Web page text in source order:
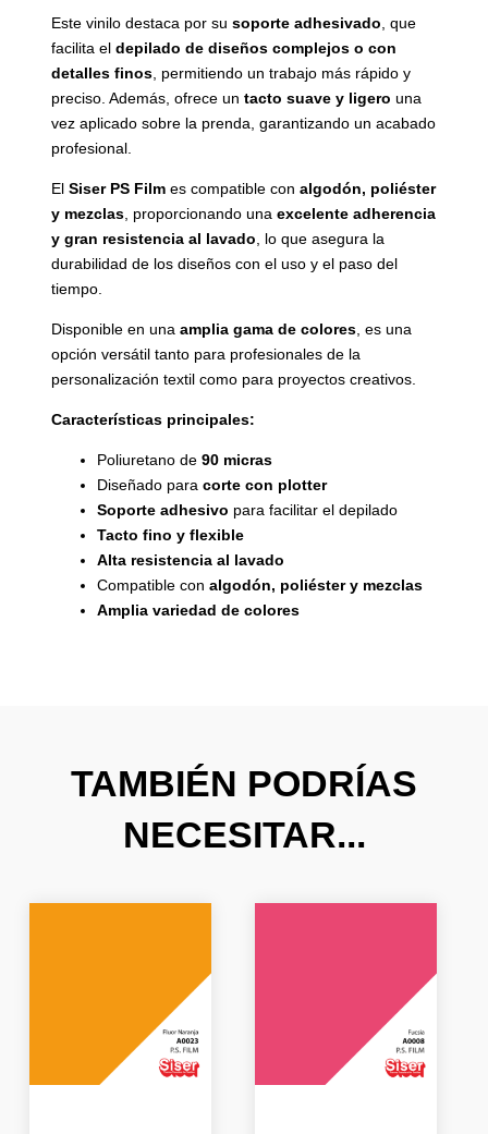
Este vinilo destaca por su soporte adhesivado, que
facilita el depilado de diseños complejos o con
detalles finos, permitiendo un trabajo más rápido y
preciso. Además, ofrece un tacto suave y ligero una
vez aplicado sobre la prenda, garantizando un acabado
profesional.
El Siser PS Filmes compatible con algodón, poliéster
y mezclas, proporcionando una excelente adherencia
y gran resistencia al lavado, lo que asegura la
durabilidad de los diseños con el uso y el paso del
tiempo.
Disponible en una amplia gama de colores, es una
opción versátil tanto para profesionales de la
personalización textil como para proyectos creativos.
Características principales:
Poliuretano de 90 micras
Diseñado para corte con plotter
Soporte adhesivo para facilitar el depilado
Tacto fino y flexible
Alta resistencia al lavado
Compatible con algodón, poliéster y mezclas
Amplia variedad de colores
TAMBIÉN PODRÍAS
NECESITAR...
26,66 €.15,99 €.
20,39 €.12,23 €.